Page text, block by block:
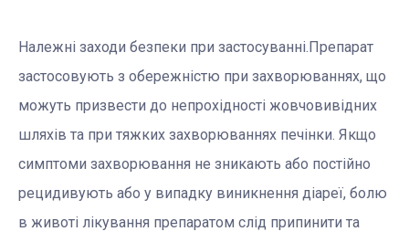
Належні заходи безпеки при застосуванні.Препарат
застосовують з обережністю при захворюваннях, що
можуть призвести до непрохідності жовчовивідних
шляхів та при тяжких захворюваннях печінки. Якщо
симптоми захворювання не зникають або постійно
рецидивують або у випадку виникнення діареї, болю
в животі лікування препаратом слід припинити та